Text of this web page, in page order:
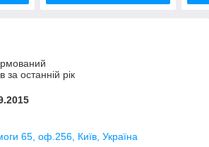
за останній рік
65, оф.256, Київ, Україна